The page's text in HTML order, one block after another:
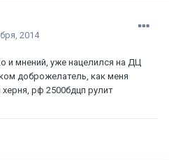
2014
и мнений, уже нацелился на ДЦ
доброжелатель, как меня
рф 2500бдцп рулит